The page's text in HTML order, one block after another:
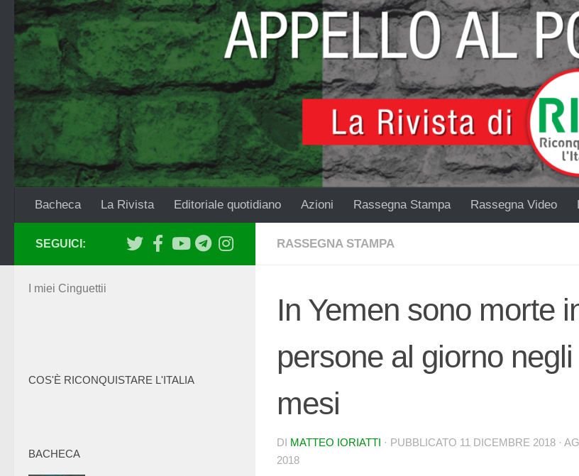
Salta al contenuto
Bacheca La Rivista Editoriale quotidiano Azioni Rassegna Stampa Rassegna Video
RASSEGNA STAMPA
In Yemen sono morte
persone al giorno
mesi
DI MATTEO IORIATTI · PUBBLICATO 11 DICEMBRE 2018 ·
2018
SEGUICI:
I miei Cinguettii
COS'È RICONQUISTARE L'ITALIA
BACHECA